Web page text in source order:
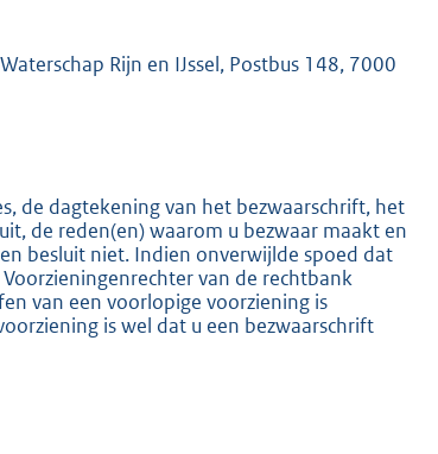
Rijn en IJssel, Postbus 148, 7000
de dagtekening van het bezwaarschrift, het
de reden(en) waarom u bezwaar maakt en
besluit niet. Indien onverwijlde spoed dat
van de rechtbank
van een voorlopige voorziening is
is wel dat u een bezwaarschrift